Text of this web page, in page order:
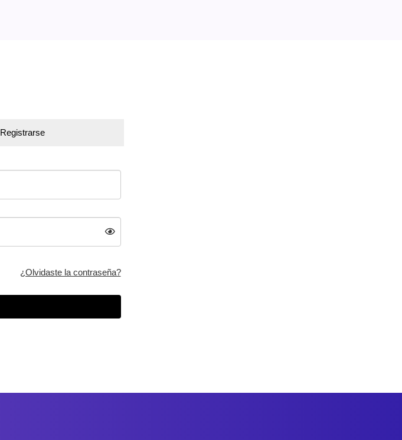
Registrarse
¿Olvidaste la contraseña?